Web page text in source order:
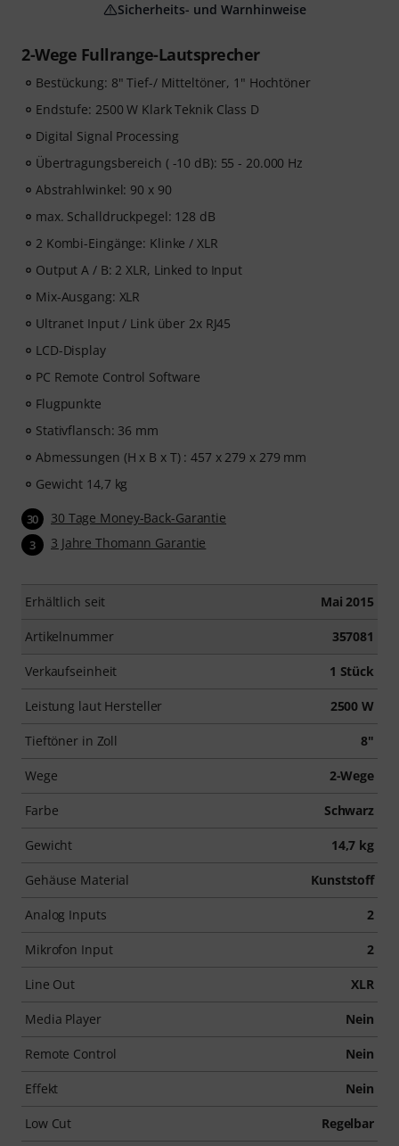
2-Wege Fullrange-Lautsprecher
Bestückung: 8" Tief-/ Mitteltöner, 1" Hochtöner
Endstufe: 2500 W Klark Teknik Class D
Digital Signal Processing
Übertragungsbereich ( -10 dB): 55 - 20.000 Hz
Abstrahlwinkel: 90 x 90
max. Schalldruckpegel: 128 dB
2 Kombi-Eingänge: Klinke / XLR
Output A / B: 2 XLR, Linked to Input
Mix-Ausgang: XLR
Ultranet Input / Link über 2x RJ45
LCD-Display
PC Remote Control Software
Flugpunkte
Stativflansch: 36 mm
Abmessungen (H x B x T) : 457 x 279 x 279 mm
Gewicht 14,7 kg
30 30 Tage Money-Back-Garantie
3 3 Jahre Thomann Garantie
Erhältlich seit Mai 2015
Artikelnummer 357081
Verkaufseinheit 1 Stück
Leistung laut Hersteller 2500 W
Tieftöner in Zoll 8"
Wege 2-Wege
Farbe Schwarz
Gewicht 14,7 kg
Gehäuse Material Kunststoff
Analog Inputs 2
Mikrofon Input 2
Line Out XLR
Media Player Nein
Remote Control Nein
Effekt Nein
Low Cut Regelbar
Sicherheits- und Warnhinweise